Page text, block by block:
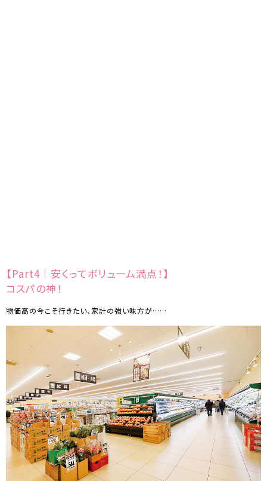
【Part4｜安くってボリューム満点！】
コスパの神！
物価高の今こそ行きたい、家計の強い味方が……